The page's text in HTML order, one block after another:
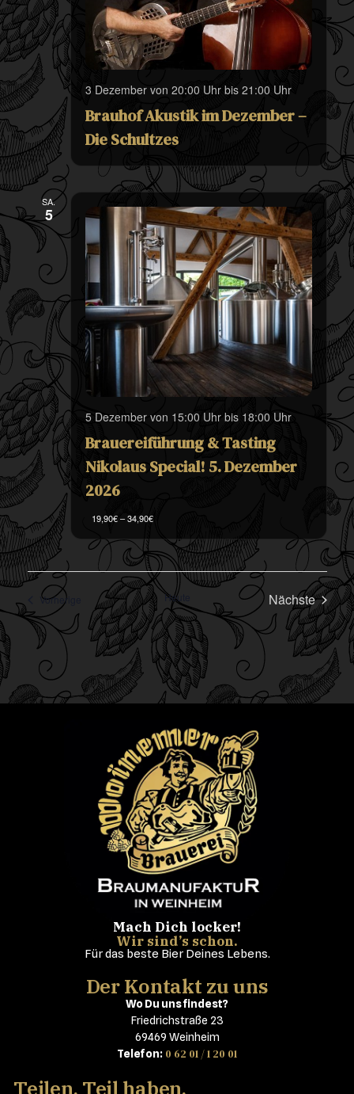
Brauhof Akustik im Dezember –
Die Schultzes
3 Dezember von 20:00 Uhrbis 21:00 Uhr
SA.
5
Brauereiführung & Tasting
Nikolaus Special! 5. Dezember
2026
5 Dezember von 15:00 Uhrbis 18:00 Uhr
19,90€ – 34,90€
Vorherige Veranstaltungen Heute Nächste
Mach Dich locker!
Wir sind’s schon.
Für das beste Bier Deines Lebens.
Der Kontakt zu uns
Wo Du uns findest?
Friedrichstraße 23
69469 Weinheim
Telefon: 0 62 01 / 1 20 01
Teilen, Teil haben,